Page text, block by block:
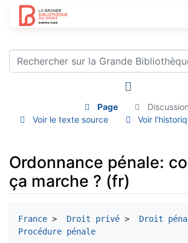
Page
Discussion
Voir le texte source
Voir
Ordonnance pénale:
ça marche ? (fr)
France > Droit privé > Droit
Procédure pénale